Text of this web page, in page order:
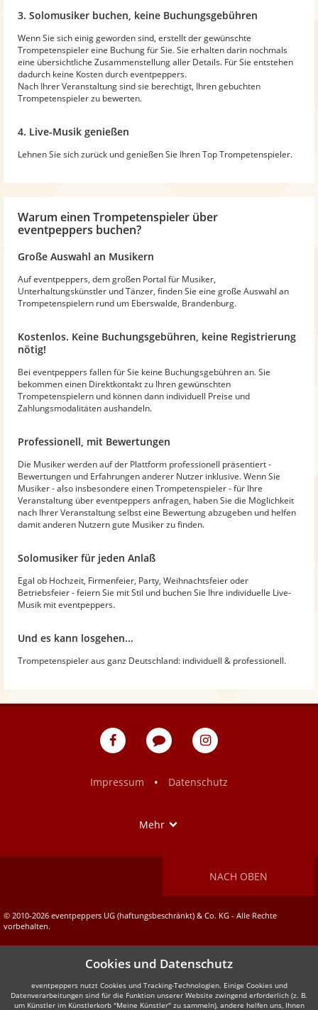
3. Solomusiker buchen, keine Buchungsgebühren
Wenn Sie sich einig geworden sind, erstellt der gewünschte
Trompetenspieler eine Buchung für Sie. Sie erhalten darin nochmals
eine übersichtliche Zusammenstellung aller Details. Für Sie entstehen
dadurch keine Kosten durch eventpeppers.
Nach Ihrer Veranstaltung sind sie berechtigt, Ihren gebuchten
Trompetenspieler zu bewerten.
4. Live-Musik genießen
Lehnen Sie sich zurück und genießen Sie Ihren Top Trompetenspieler.
Warum einen Trompetenspieler über
eventpeppers buchen?
Große Auswahl an Musikern
Auf eventpeppers, dem großen Portal für Musiker,
Unterhaltungskünstler und Tänzer, finden Sie eine große Auswahl an
Trompetenspielern rund um Eberswalde, Brandenburg.
Kostenlos. Keine Buchungsgebühren, keine Registrierung
nötig!
Bei eventpeppers fallen für Sie keine Buchungsgebühren an. Sie
bekommen einen Direktkontakt zu Ihren gewünschten
Trompetenspielern und können dann individuell Preise und
Zahlungsmodalitäten aushandeln.
Professionell, mit Bewertungen
Die Musiker werden auf der Plattform professionell präsentiert -
Bewertungen und Erfahrungen anderer Nutzer inklusive. Wenn Sie
Musiker - also insbesondere einen Trompetenspieler - für Ihre
Veranstaltung über eventpeppers anfragen, haben Sie die Möglichkeit
nach Ihrer Veranstaltung selbst eine Bewertung abzugeben und helfen
damit anderen Nutzern gute Musiker zu finden.
Solomusiker für jeden Anlaß
Egal ob Hochzeit, Firmenfeier, Party, Weihnachtsfeier oder
Betriebsfeier - feiern Sie mit Stil und buchen Sie Ihre individuelle Live-
Musik mit eventpeppers.
Und es kann losgehen...
Trompetenspieler aus ganz Deutschland: individuell & professionell.
eventpeppers
Blog
eventpeppers
Impressum
• Datenschutz
Mehr
NACH OBEN
© 2010-2026 eventpeppers UG (haftungsbeschränkt) & Co. KG - Alle Rechte
vorbehalten.
Cookies und Datenschutz
eventpeppers nutzt Cookies und Tracking-Technologien. Einige Cookies und
Datenverarbeitungen sind für die Funktion unserer Website zwingend erforderlich (z. B.
um Künstler im Künstlerkorb "Meine Künstler" zu sammeln), andere helfen uns, Ihnen